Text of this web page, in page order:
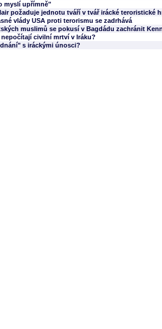
myslí upřímně"
požaduje jednotu tváří v tvář irácké teroristické
vlády USA proti terorismu se zadrhává
muslimů se pokusí v Bagdádu zachránit
nepočítají civilní mrtví v Iráku?
s iráckými únosci?